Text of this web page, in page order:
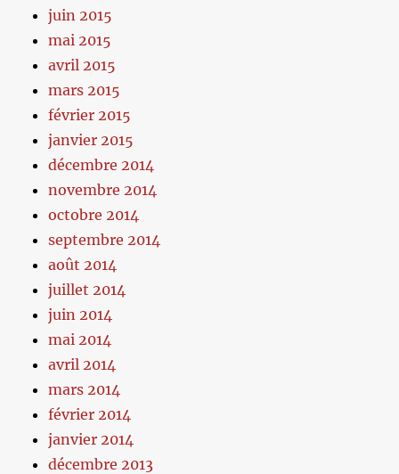
juin 2015
mai 2015
avril 2015
mars 2015
février 2015
janvier 2015
décembre 2014
novembre 2014
octobre 2014
septembre 2014
août 2014
juillet 2014
juin 2014
mai 2014
avril 2014
mars 2014
février 2014
janvier 2014
décembre 2013